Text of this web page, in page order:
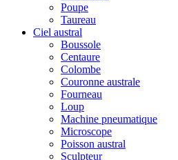
Poupe
Taureau
Ciel austral
Boussole
Centaure
Colombe
Couronne australe
Fourneau
Loup
Machine pneumatique
Microscope
Poisson austral
Sculpteur